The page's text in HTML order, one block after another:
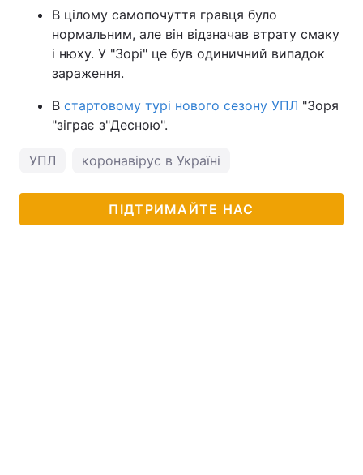
В цілому самопочуття гравця було
нормальним, але він відзначав втрату смаку
і нюху. У "Зорі" це був одиничний випадок
зараження.
В стартовому турі нового сезону УПЛ "Зоря
"зіграє з"Десною".
УПЛ коронавірус в Україні
ПІДТРИМАЙТЕ НАС